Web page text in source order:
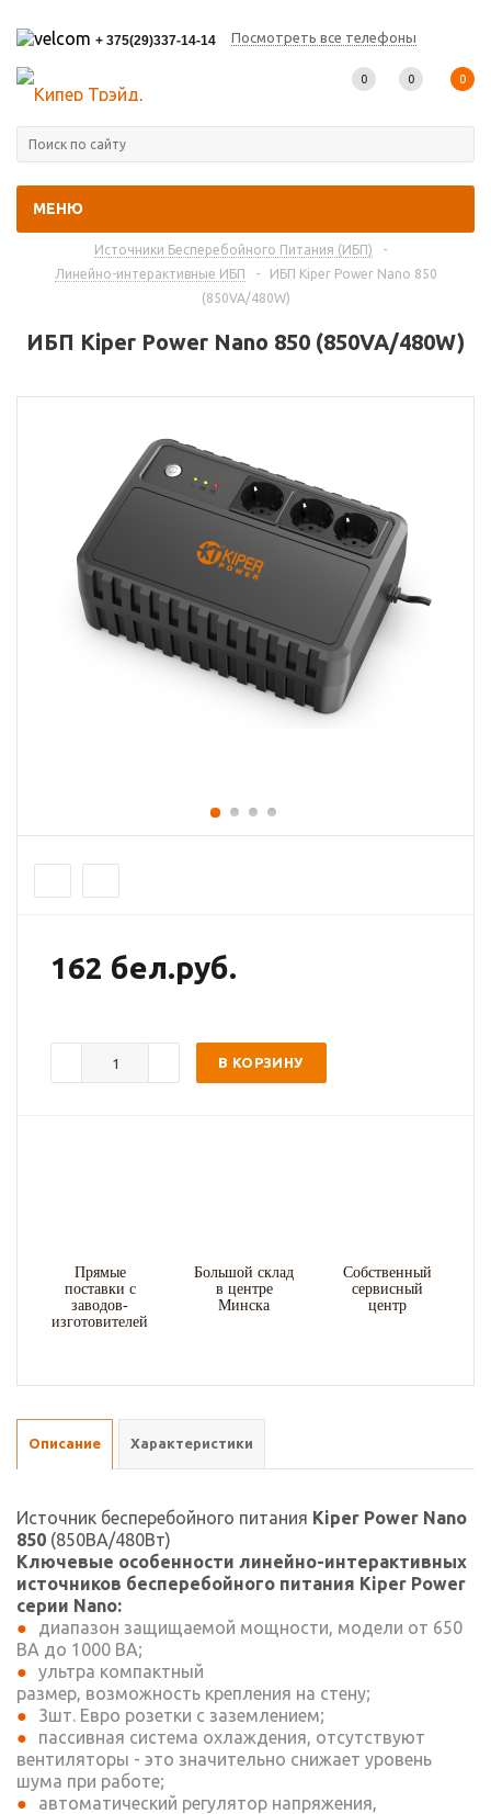
+ 375(29)337-14-14 Посмотреть все телефоны
МЕНЮ
0 0 0
Источники Бесперебойного Питания (ИБП)
-
Линейно-интерактивные ИБП
-
ИБП Kiper Power Nano 850
(850VA/480W)
ИБП Kiper Power Nano 850 (850VA/480W)
162 бел.руб.
В КОРЗИНУ
Прямые
поставки с
заводов-
изготовителей
Большой склад
в центре
Минска
Собственный
сервисный
центр
Описание Характеристики
Источник бесперебойного питания Kiper Power Nano
850 (850ВА/480Вт)
Ключевые особенности линейно-интерактивных
источников бесперебойного питания Kiper Power
серии Nano:
диапазон защищаемой мощности, модели от 650
ВА до 1000 ВА;
ультра компактный
размер, возможность крепления на стену;
3шт. Евро розетки с заземлением;
пассивная система охлаждения, отсутствуют
вентиляторы - это значительно снижает уровень
шума при работе;
автоматический регулятор напряжения,